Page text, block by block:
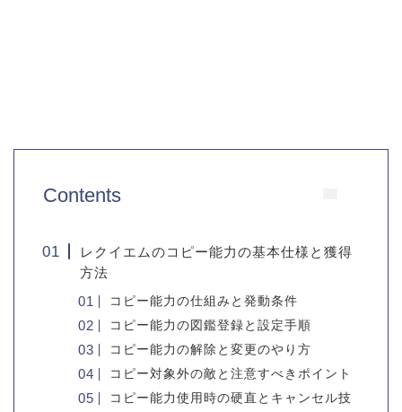
Contents
レクイエムのコピー能力の基本仕様と獲得
方法
コピー能力の仕組みと発動条件
コピー能力の図鑑登録と設定手順
コピー能力の解除と変更のやり方
コピー対象外の敵と注意すべきポイント
コピー能力使用時の硬直とキャンセル技